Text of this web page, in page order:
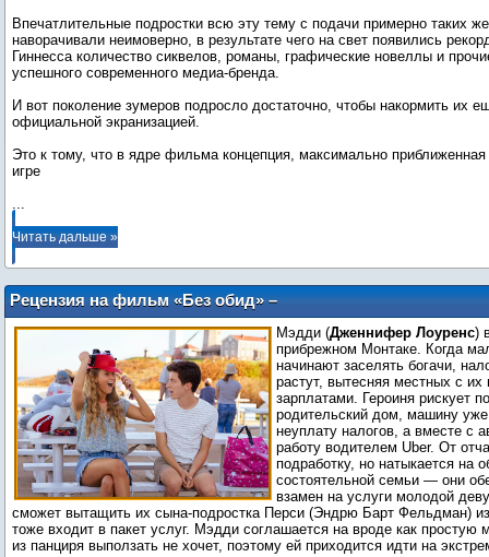
Впечатлительные подростки всю эту тему с подачи примерно таких
наворачивали неимоверно, в результате чего на свет появились
Гиннесса количество сиквелов, романы, графические новеллы и
успешного современного медиа-бренда.
И вот поколение зумеров подросло достаточно, чтобы накормить их
официальной экранизацией.
Это к тому, что в ядре фильма концепция, максимально приближенная
...
Читать дальше »
Рецензия на фильм «Без обид» –
антиромантическую комедию с
Мэдди (Дженнифер Лоуренс)
прибрежном Монтаке. Когда
начинают заселять богачи,
растут, вытесняя местных с
зарплатами. Героиня рискует
родительский дом, машину
неуплату налогов, а вместе с
работу водителем Uber. От
подработку, но натыкается на
состоятельной семьи — они
взамен на услуги молодой
сможет вытащить их сына-подростка Перси (Эндрю Барт Фельдман)
тоже входит в пакет услуг. Мэдди соглашается на вроде как простую
из панциря выползать не хочет, поэтому ей приходится идти на